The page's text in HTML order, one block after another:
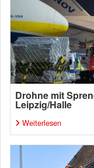
Drohne mit
Leipzig/Halle
Weiterlesen